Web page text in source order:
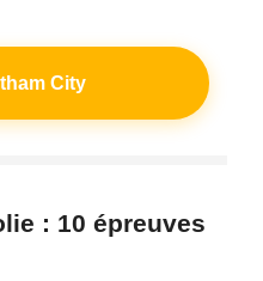
City
: 10 épreuves